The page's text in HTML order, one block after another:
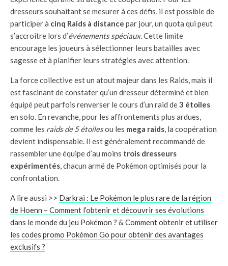
dresseurs souhaitant se mesurer à ces défis, il est possible de
participer à cinq Raids à distance par jour, un quota qui peut
s’accroître lors d’événements spéciaux. Cette limite
encourage les joueurs à sélectionner leurs batailles avec
sagesse et à planifier leurs stratégies avec attention.
La force collective est un atout majeur dans les Raids, mais il
est fascinant de constater qu’un dresseur déterminé et bien
équipé peut parfois renverser le cours d’un raid de3 étoiles
en solo. En revanche, pour les affrontements plus ardues,
comme les raids de 5 étoilesou les mega raids, la coopération
devient indispensable. Il est généralement recommandé de
rassembler une équipe d’au moins trois dresseurs
expérimentés, chacun armé de Pokémon optimisés pour la
confrontation.
A lire aussi >> Darkrai : Le Pokémon le plus rare de la région
de Hoenn – Comment l’obtenir et découvrir ses évolutions
dans le monde du jeu Pokémon ? &Comment obtenir et utiliser
les codes promo Pokémon Go pour obtenir des avantages
exclusifs ?